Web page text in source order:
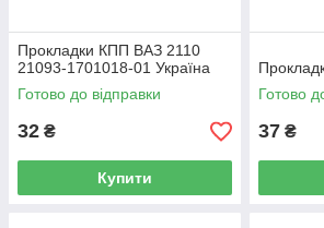
Прокладки КПП ВАЗ 2110
21093-1701018-01 Україна
Готово до відправки
32 ₴
Купити
Готово
37 ₴